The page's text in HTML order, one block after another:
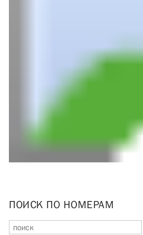
ПОИСК ПО НОМЕРАМ